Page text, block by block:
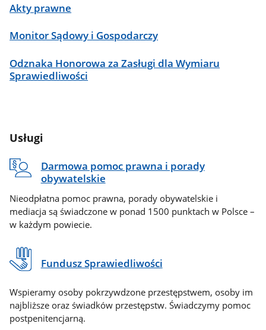
Akty prawne
Monitor Sądowy i Gospodarczy
Odznaka Honorowa za Zasługi dla Wymiaru
Sprawiedliwości
Usługi
Darmowa pomoc prawna i porady
obywatelskie
Nieodpłatna pomoc prawna, porady obywatelskie i
mediacja są świadczone w ponad 1500 punktach w Polsce –
w każdym powiecie.
Fundusz Sprawiedliwości
Wspieramy osoby pokrzywdzone przestępstwem, osoby im
najbliższe oraz świadków przestępstw. Świadczymy pomoc
postpenitencjarną.